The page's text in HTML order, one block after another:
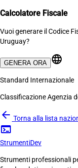
Calcolatore Fiscale
Vuoi generare il Codice
Uruguay?
GENERA ORA language
Standard Internazionale
Classificazione Agenzia
arrow_back Torna alla lista
terminal
StrumentiDev
Strumenti professionali